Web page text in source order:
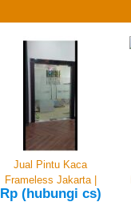
Jual Pintu Kaca
Frameless Jakarta |
Rp (hubungi cs)